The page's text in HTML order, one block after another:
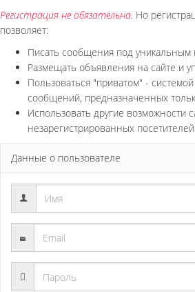
Регистрация не обязательна. Но
позволяет:
Писать сообщения под
Размещать объявления на сайте и
Пользоваться "приватом" -
сообщений, предназначенных
Использовать другие возможности
незарегистрированных
Данные о пользователе